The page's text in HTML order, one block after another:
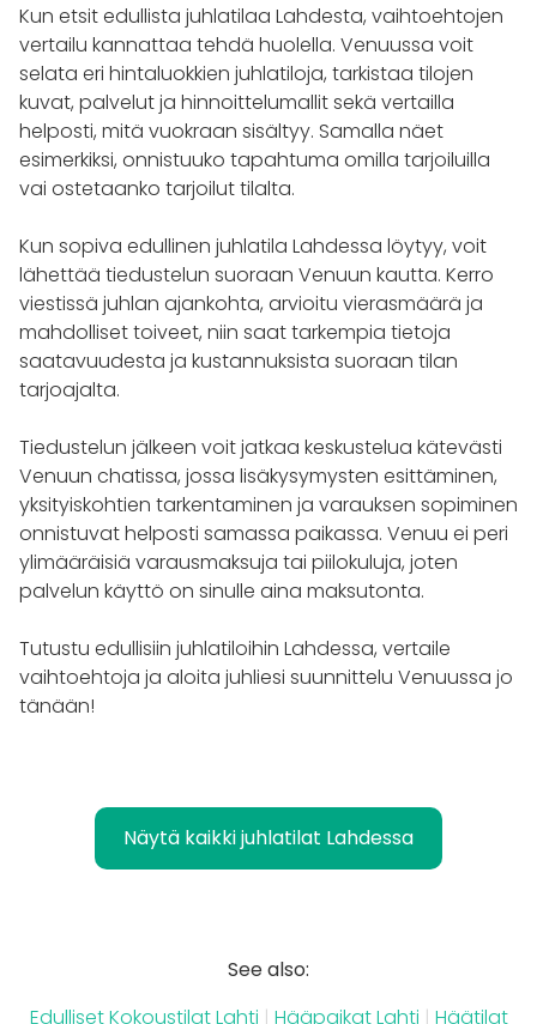
Kun etsit edullista juhlatilaa Lahdesta, vaihtoehtojen
vertailu kannattaa tehdä huolella. Venuussa voit
selata eri hintaluokkien juhlatiloja, tarkistaa tilojen
kuvat, palvelut ja hinnoittelumallit sekä vertailla
helposti, mitä vuokraan sisältyy. Samalla näet
esimerkiksi, onnistuuko tapahtuma omilla tarjoiluilla
vai ostetaanko tarjoilut tilalta.
Kun sopiva edullinen juhlatila Lahdessa löytyy, voit
lähettää tiedustelun suoraan Venuun kautta. Kerro
viestissä juhlan ajankohta, arvioitu vierasmäärä ja
mahdolliset toiveet, niin saat tarkempia tietoja
saatavuudesta ja kustannuksista suoraan tilan
tarjoajalta.
Tiedustelun jälkeen voit jatkaa keskustelua kätevästi
Venuun chatissa, jossa lisäkysymysten esittäminen,
yksityiskohtien tarkentaminen ja varauksen sopiminen
onnistuvat helposti samassa paikassa. Venuu ei peri
ylimääräisiä varausmaksuja tai piilokuluja, joten
palvelun käyttö on sinulle aina maksutonta.
Tutustu edullisiin juhlatiloihin Lahdessa, vertaile
vaihtoehtoja ja aloita juhliesi suunnittelu Venuussa jo
tänään!
Näytä kaikki juhlatilat Lahdessa
See also:
Edulliset Kokoustilat Lahti | Hääpaikat Lahti | Häätilat